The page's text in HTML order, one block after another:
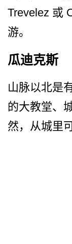
Trevelez 或
游。
瓜迪克斯
山脉以北是
的大教堂、
然，从城里